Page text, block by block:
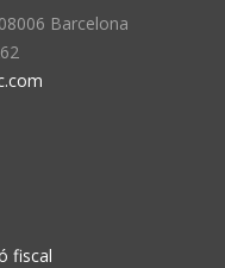
Barcelona
fiscal